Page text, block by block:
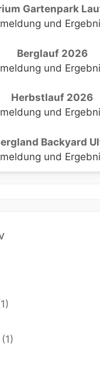
Gartenpark
und
Berglauf 2026
und
Herbstlauf 2026
und
Backyard
und
(1)